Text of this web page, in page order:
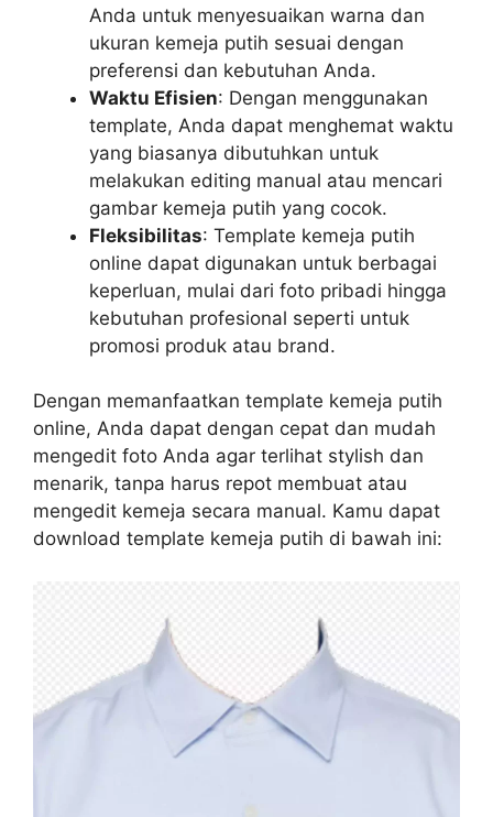
Anda untuk menyesuaikan warna dan
ukuran kemeja putih sesuai dengan
preferensi dan kebutuhan Anda.
Waktu Efisien: Dengan menggunakan
template, Anda dapat menghemat waktu
yang biasanya dibutuhkan untuk
melakukan editing manual atau mencari
gambar kemeja putih yang cocok.
Fleksibilitas: Template kemeja putih
online dapat digunakan untuk berbagai
keperluan, mulai dari foto pribadi hingga
kebutuhan profesional seperti untuk
promosi produk atau brand.
Dengan memanfaatkan template kemeja putih
online, Anda dapat dengan cepat dan mudah
mengedit foto Anda agar terlihat stylish dan
menarik, tanpa harus repot membuat atau
mengedit kemeja secara manual. Kamu dapat
download template kemeja putih di bawah ini: